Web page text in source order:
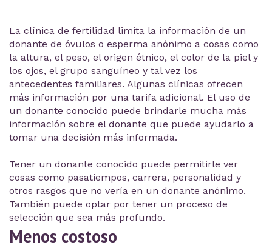
La clínica de fertilidad limita la información de un
donante de óvulos o esperma anónimo a cosas como
la altura, el peso, el origen étnico, el color de la piel y
los ojos, el grupo sanguíneo y tal vez los
antecedentes familiares. Algunas clínicas ofrecen
más información por una tarifa adicional. El uso de
un donante conocido puede brindarle mucha más
información sobre el donante que puede ayudarlo a
tomar una decisión más informada.
Tener un donante conocido puede permitirle ver
cosas como pasatiempos, carrera, personalidad y
otros rasgos que no vería en un donante anónimo.
También puede optar por tener un proceso de
selección que sea más profundo.
Menos costoso